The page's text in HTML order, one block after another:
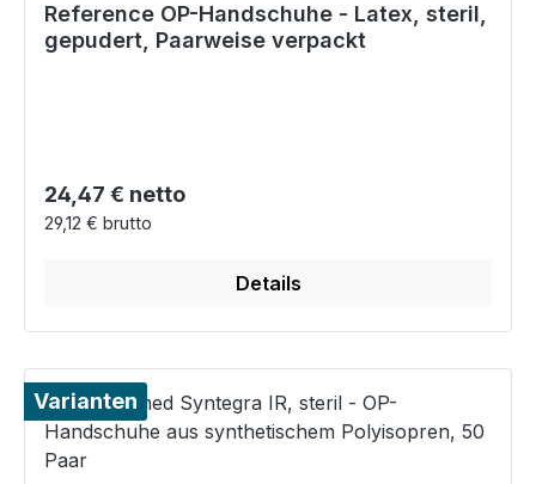
Reference OP-Handschuhe - Latex, steril,
gepudert, Paarweise verpackt
Regulärer Preis:
24,47 € netto
29,12 € brutto
Details
Varianten